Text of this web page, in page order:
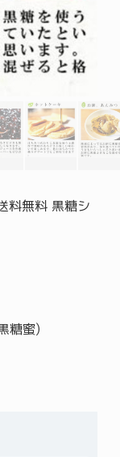
無料 黒糖シ
糖蜜)